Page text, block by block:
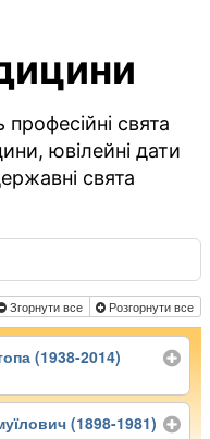
свята
ювілейні дати
свята
Згорнути все Розгорнути все
(1938-2014)
(1898-1981)